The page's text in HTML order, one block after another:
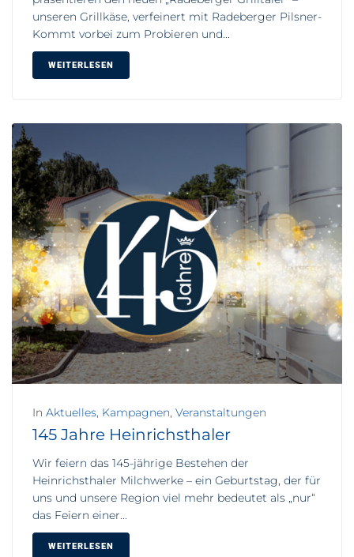
unseren Grillkäse, verfeinert mit Radeberger Pilsner-
Kommt vorbei zum Probieren und...
WEITERLESEN
In Aktuelles, Kampagnen, Veranstaltungen
145 Jahre Heinrichsthaler
Wir feiern das 145-jährige Bestehen der
Heinrichsthaler Milchwerke – ein Geburtstag, der für
uns und unsere Region viel mehr bedeutet als „nur“
das Feiern einer...
WEITERLESEN